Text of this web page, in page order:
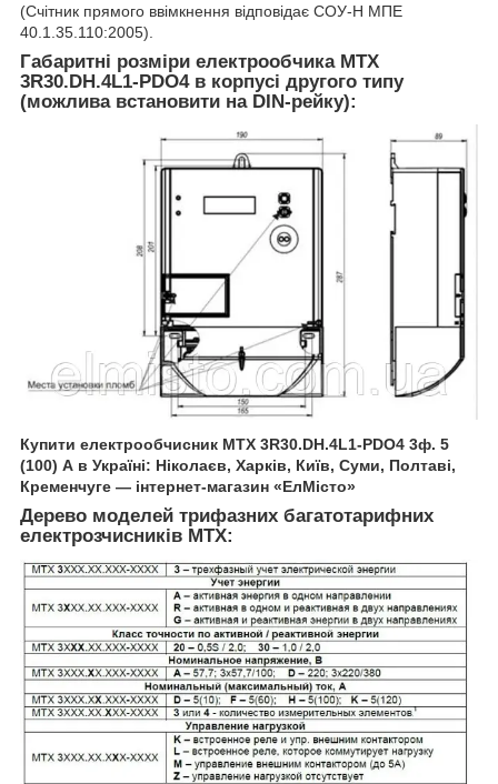
(Счітник прямого ввімкнення відповідає СОУ-Н МПЕ
40.1.35.110:2005).
Габаритні розміри електрообчика MTX
3R30.DH.4L1-PDO4в корпусі другого типу
(можлива встановити на DIN-рейку):
Купити електрообчисник MTX 3R30.DH.4L1-PDO4 3ф. 5
(100) А в Україні: Ніколаєв, Харків, Київ, Суми, Полтаві,
Кременчуге — інтернет-магазин «ЕлМісто»
Дерево моделей трифазних багатотарифних
електрозчисників MTX: